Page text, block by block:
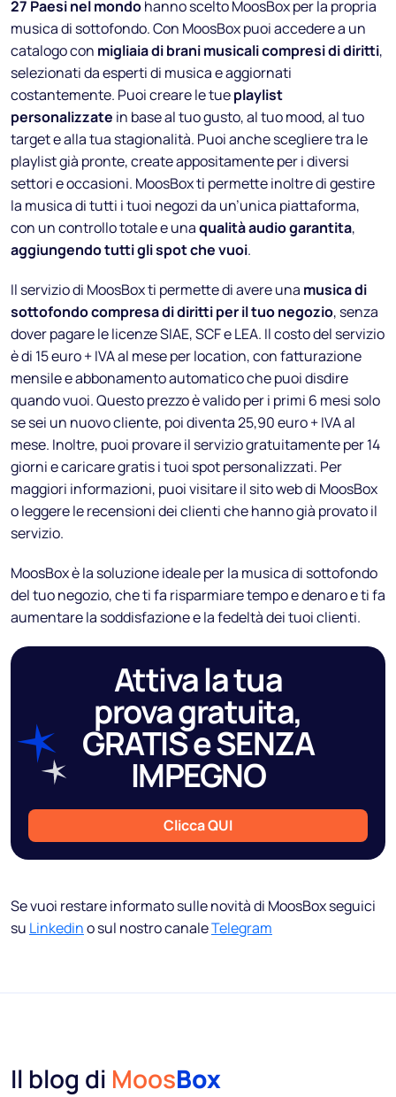
27 Paesi nel mondohanno scelto MoosBox per la propria
musica di sottofondo. Con MoosBox puoi accedere a un
catalogo con migliaia di brani musicali compresi di diritti,
selezionati da esperti di musica e aggiornati
costantemente. Puoi creare le tueplaylist
personalizzate in base al tuo gusto, al tuo mood, al tuo
target e alla tua stagionalità. Puoi anche scegliere tra le
playlist già pronte, create appositamente per i diversi
settori e occasioni. MoosBox ti permette inoltre di gestire
la musica di tutti i tuoi negozi da un’unica piattaforma,
con un controllo totale e unaqualità audio garantita,
aggiungendo tutti gli spot che vuoi.
Il servizio di MoosBox ti permette di avere una musica di
sottofondo compresa di diritti per il tuo negozio, senza
dover pagare le licenze SIAE, SCF e LEA. Il costo del servizio
è di 15 euro + IVA al mese per location, con fatturazione
mensile e abbonamento automatico che puoi disdire
quando vuoi. Questo prezzo è valido per i primi 6 mesi solo
se sei un nuovo cliente, poi diventa 25,90 euro + IVA al
mese. Inoltre, puoi provare il servizio gratuitamente per 14
giorni e caricare gratis i tuoi spot personalizzati. Per
maggiori informazioni, puoi visitare il sito web di MoosBox
o leggere le recensioni dei clienti che hanno già provato il
servizio.
MoosBox è la soluzione ideale per la musica di sottofondo
del tuo negozio, che ti fa risparmiare tempo e denaro e ti fa
aumentare la soddisfazione e la fedeltà dei tuoi clienti.
Attiva la tua
prova gratuita,
GRATIS e SENZA
IMPEGNO
Clicca QUI
Se vuoi restare informato sulle novità di MoosBox seguici
su Linkedino sul nostro canaleTelegram
Il blog di MoosBox